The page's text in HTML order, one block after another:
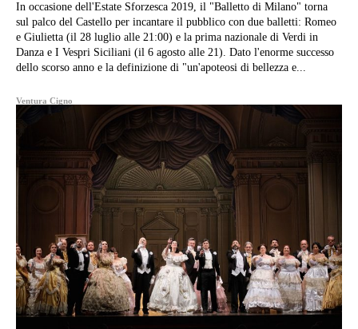
In occasione dell'Estate Sforzesca 2019, il "Balletto di Milano" torna
sul palco del Castello per incantare il pubblico con due balletti: Romeo
e Giulietta (il 28 luglio alle 21:00) e la prima nazionale di Verdi in
Danza e I Vespri Siciliani (il 6 agosto alle 21). Dato l'enorme successo
dello scorso anno e la definizione di "un'apoteosi di bellezza e...
Ventura Cigno